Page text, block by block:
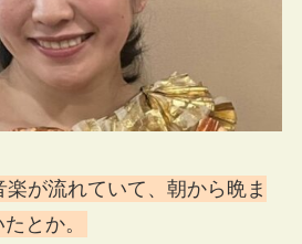
が流れていて、朝から晩ま
とか。